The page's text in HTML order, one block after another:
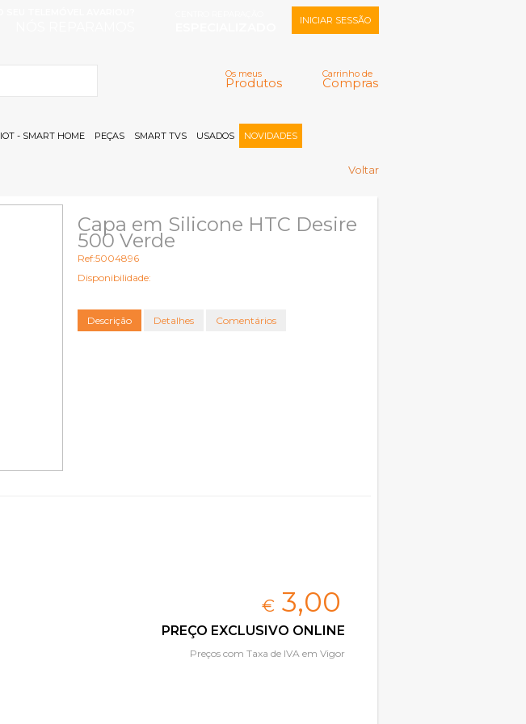
Carrinho de
Compras
Os meus
Produtos
INICIAR SESSÃO
Memorizar
Registar |
IOT - SMART HOME PEÇAS SMART TVS USADOS NOVIDADES
Voltar
Capa em Silicone HTC Desire
500 Verde
Ref:5004896
Disponibilidade:
Descrição Detalhes Comentários
€ 3,00
PREÇO EXCLUSIVO ONLINE
Preços com Taxa de IVA em Vigor